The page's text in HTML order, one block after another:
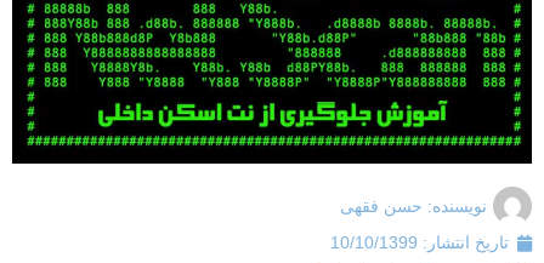
نویسنده:حسن فقهی
تاریخ انتشار: 10/10/1399